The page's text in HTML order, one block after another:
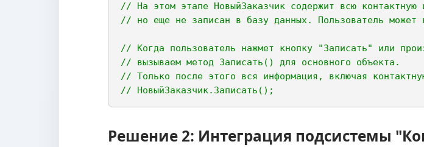
// На этом этапе НовыйЗаказчик содержит всю контактную
// но еще не записан в базу данных. Пользователь может
// Когда пользователь нажмет кнопку "Записать" или
// вызываем метод Записать() для основного объекта.
// Только после этого вся информация, включая
// НовыйЗаказчик.Записать();
Решение 2: Интеграция подсистемы